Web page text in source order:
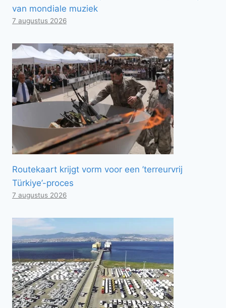
van mondiale muziek
7 augustus 2026
Routekaart krijgt vorm voor een ’terreurvrij
Türkiye’-proces
7 augustus 2026